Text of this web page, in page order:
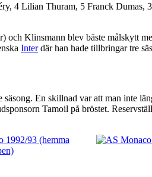
4 Lilian Thuram, 5 Franck
och Klinsmann blev bäste målskytt
Interdär han hade tillbringar tre
En skillnad var att man inte
Tamoil på bröstet.